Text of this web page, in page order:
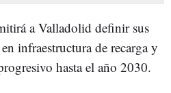
a Valladolid definir sus
infraestructura de recarga y
hasta el año 2030.